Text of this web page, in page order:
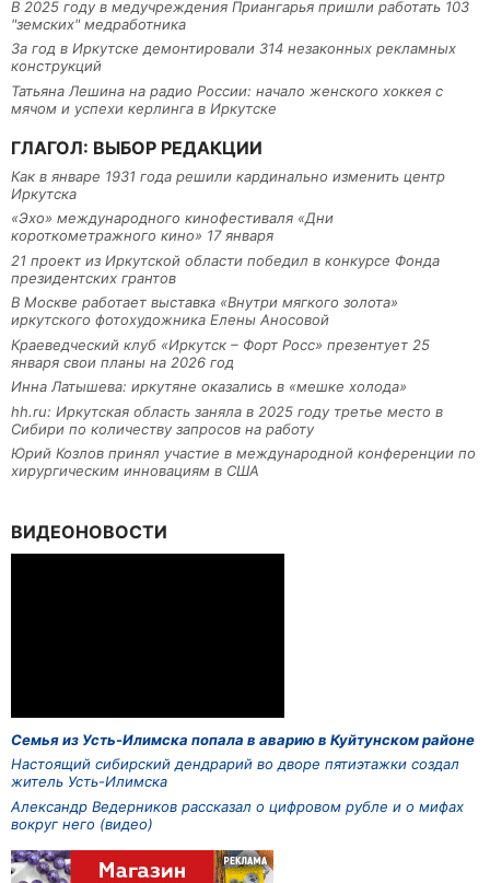
В 2025 году в медучреждения Приангарья пришли работать 103
"земских" медработника
За год в Иркутске демонтировали 314 незаконных рекламных
конструкций
Татьяна Лешина на радио России: начало женского хоккея с
мячом и успехи керлинга в Иркутске
ГЛАГОЛ: ВЫБОР РЕДАКЦИИ
Как в январе 1931 года решили кардинально изменить центр
Иркутска
«Эхо» международного кинофестиваля «Дни
короткометражного кино» 17 января
21 проект из Иркутской области победил в конкурсе Фонда
президентских грантов
В Москве работает выставка «Внутри мягкого золота»
иркутского фотохудожника Елены Аносовой
Краеведческий клуб «Иркутск – Форт Росс» презентует 25
января свои планы на 2026 год
Инна Латышева: иркутяне оказались в «мешке холода»
hh.ru: Иркутская область заняла в 2025 году третье место в
Сибири по количеству запросов на работу
Юрий Козлов принял участие в международной конференции по
хирургическим инновациям в США
ВИДЕОНОВОСТИ
Семья из Усть-Илимска попала в аварию в Куйтунском районе
Настоящий сибирский дендрарий во дворе пятиэтажки создал
житель Усть-Илимска
Александр Ведерников рассказал о цифровом рубле и о мифах
вокруг него (видео)